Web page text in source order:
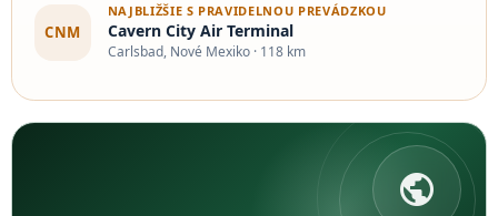
CNM
NAJBLIŽŠIE S PRAVIDELNOU PREVÁDZKOU
Cavern City Air Terminal
Carlsbad, Nové Mexiko · 118 km
public